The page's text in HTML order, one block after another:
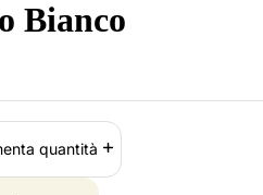
Bianco
quantità